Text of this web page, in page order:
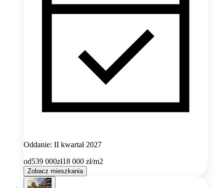
Oddanie: II kwartał 2027
od539 000zł18 000 zł/m2
Zobacz mieszkania